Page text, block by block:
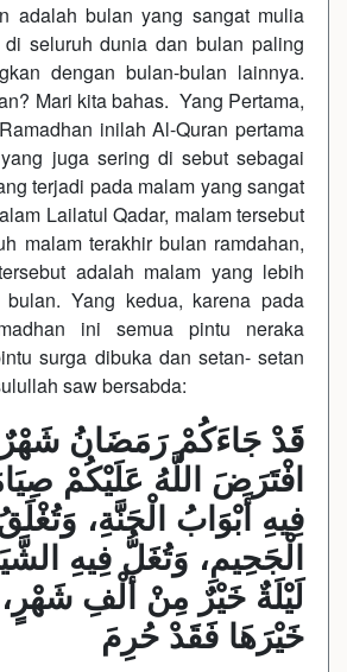
adalah bulan yang sangat mulia
seluruh dunia dan bulan paling
dengan bulan-bulan lainnya.
Mari kita bahas. Yang Pertama,
inilah Al-Quran pertama
juga sering di sebut sebagai
terjadi pada malam yang sangat
Lailatul Qadar, malam tersebut
malam terakhir bulan ramdahan,
adalah malam yang lebih
Yang kedua, karena pada
ini semua pintu neraka
surga dibuka dan setan- setan
saw bersabda:
قَدْ جَاءَكُمْ رَمَضَانُ شَهْرٌ
افْتَرَضَ اللَّهُ عَلَيْكُمْ
فِيهِ أَبْوَابُ الْجَنَّةِ،
الْجَحِيمِ، وَتُغَلُّ فِيهِ
لَيْلَةٌ خَيْرٌ مِنْ أَلْفِ
خَيْرَهَا فَقَدْ حُرِمَ